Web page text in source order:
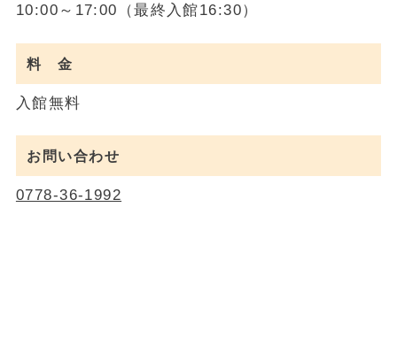
10:00～17:00（最終入館16:30）
料 金
入館無料
お問い合わせ
0778-36-1992